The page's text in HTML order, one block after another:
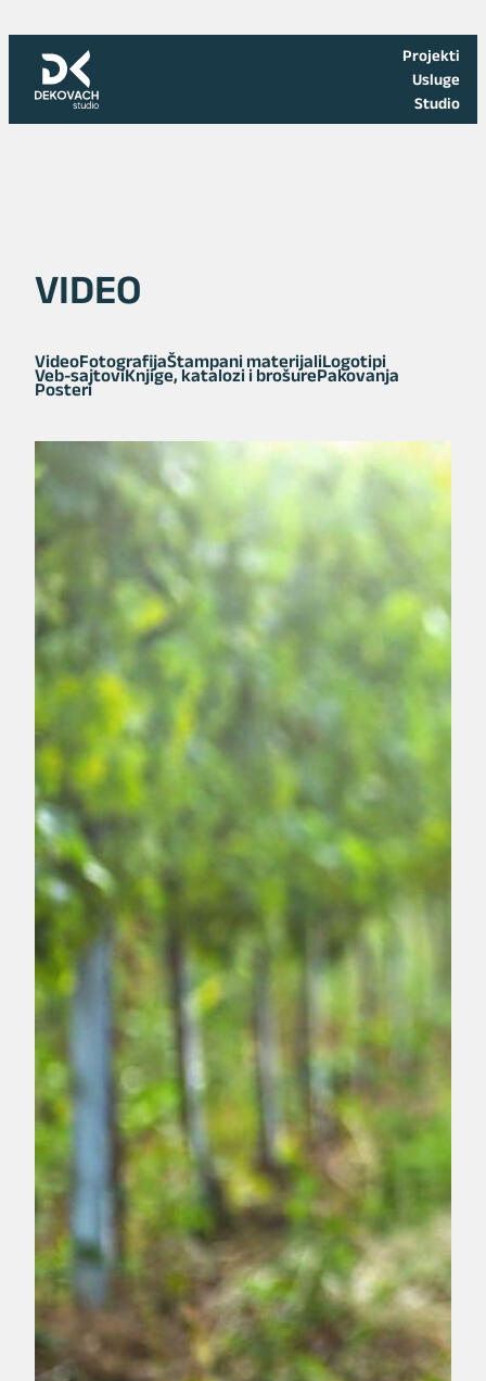
sadržaj
Projekti
Usluge
Studio
VIDEO
VideoFotografijaŠtampani materijaliLogotipi
Veb-sajtoviKnjige, katalozi i brošurePakovanja
Posteri